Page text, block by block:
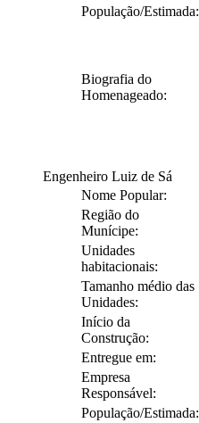
População/Estimada:
Biografia do
Homenageado:
Engenheiro Luiz de Sá
Nome Popular:
Região do
Munícipe:
Unidades
habitacionais:
Tamanho médio das
Unidades:
Início da
Construção:
Entregue em:
Empresa
Responsável:
População/Estimada: